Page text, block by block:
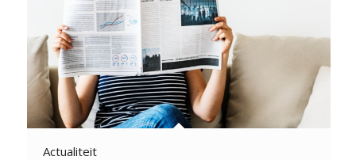
Actualiteit